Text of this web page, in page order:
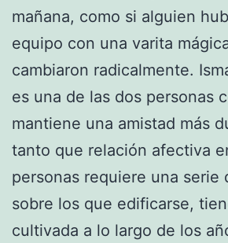
mañana, como si alguien
equipo con una varita
cambiaron radicalmente.
es una de las dos personas
mantiene una amistad más
tanto que relación afectiva
personas requiere una serie
sobre los que edificarse,
cultivada a lo largo de los